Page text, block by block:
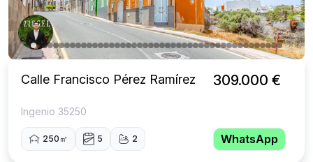
Calle Francisco Pérez Ramírez
Ingenio 35250
250㎡ 5 2
309.000 €
WhatsApp